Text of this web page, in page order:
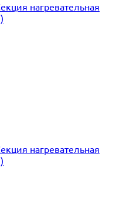
нагревательная
нагревательная